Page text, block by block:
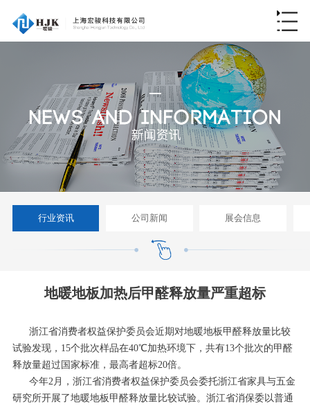
行业资讯 公司新闻 展会信息
地暖地板加热后甲醛释放量严重超标
浙江省消费者权益保护委员会近期对地暖地板甲醛释放量比较
试验发现，15个批次样品在40℃加热环境下，共有13个批次的甲醛
释放量超过国家标准，最高者超标20倍。
今年2月，浙江省消费者权益保护委员会委托浙江省家具与五金
研究所开展了地暖地板甲醛释放量比较试验。浙江省消保委以普通